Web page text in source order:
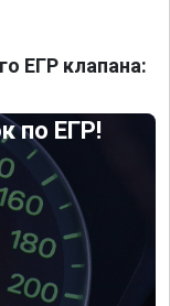
ЕГР клапана:
по ЕГР!